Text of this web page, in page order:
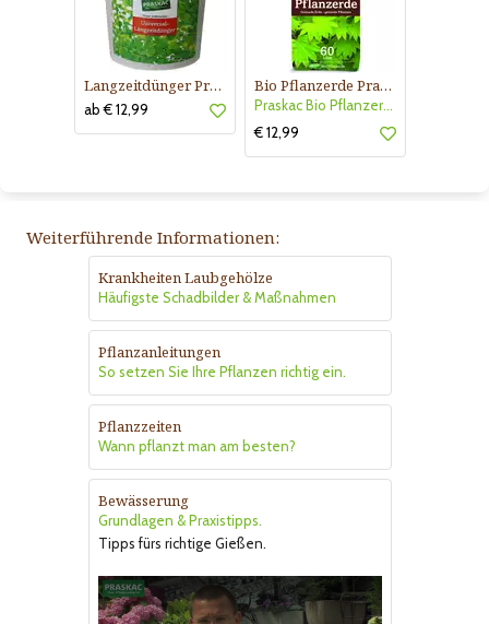
Langzeitdünger Praskac
ab € 12,99
Bio Pflanzerde Praskac
Praskac Bio Pflanzerde
€ 12,99
Weiterführende Informationen:
Krankheiten Laubgehölze
Häufigste Schadbilder & Maßnahmen
Pflanzanleitungen
So setzen Sie Ihre Pflanzen richtig ein.
Pflanzzeiten
Wann pflanzt man am besten?
Bewässerung
Grundlagen & Praxistipps.
Tipps fürs richtige Gießen.